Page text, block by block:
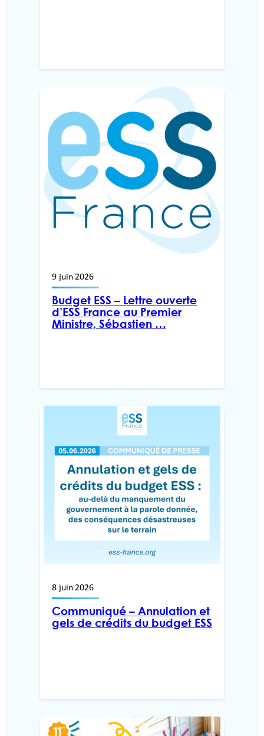
9 juin 2026
Budget ESS – Lettre ouverte
d’ESS France au Premier
Ministre, Sébastien …
8 juin 2026
Communiqué – Annulation et
gels de crédits du budget ESS